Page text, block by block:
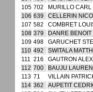
105 702
MURILLO CARL
106 639
CELLERIN
107 582
COMBRET
108 379
DANRE BENOIT
109 498
GARUCHET
110 492
SWITALA
111 216
GAUTRON
112 700
BAUJU
113 71
VILLAIN
114 362
AUPETIT